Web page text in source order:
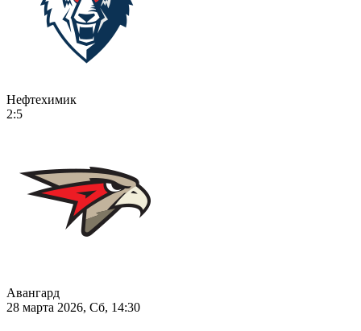
Нефтехимик
2:5
Авангард
28 марта 2026, Сб, 14:30